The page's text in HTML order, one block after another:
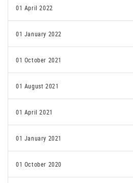
01 April 2022
01 January 2022
01 October 2021
01 August 2021
01 April 2021
01 January 2021
01 October 2020